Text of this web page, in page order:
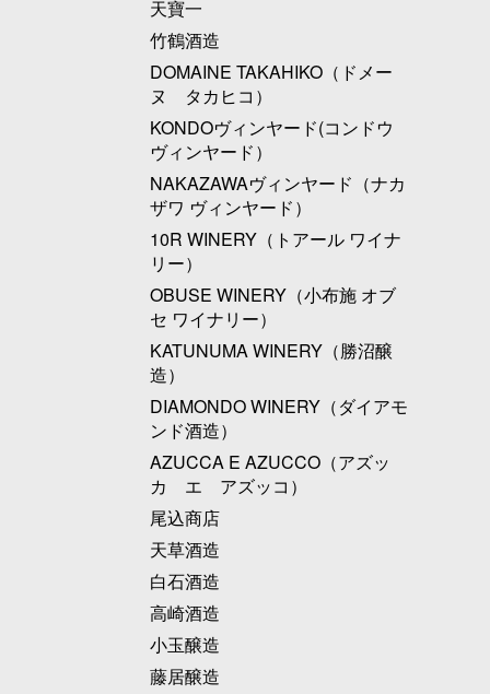
天寶一
竹鶴酒造
DOMAINE TAKAHIKO（ドメー
ヌ タカヒコ）
KONDOヴィンヤード(コンドウ
ヴィンヤード）
NAKAZAWAヴィンヤード（ナカ
ザワ ヴィンヤード）
10R WINERY（トアール ワイナ
リー）
OBUSE WINERY（小布施 オブ
セ ワイナリー）
KATUNUMA WINERY（勝沼醸
造）
DIAMONDO WINERY（ダイアモ
ンド酒造）
AZUCCA E AZUCCO（アズッ
カ エ アズッコ）
尾込商店
天草酒造
白石酒造
高崎酒造
小玉醸造
藤居醸造